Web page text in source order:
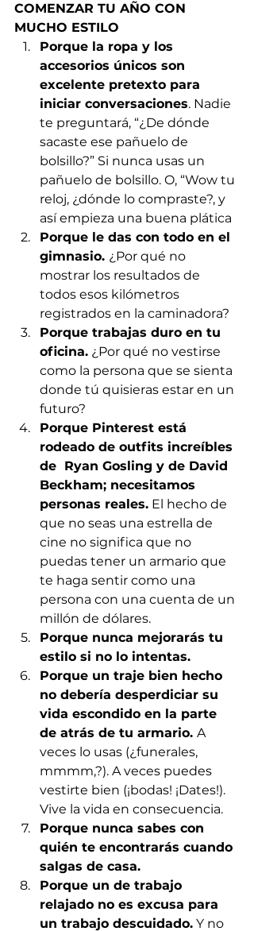
COMENZAR TU AÑO CON
MUCHO ESTILO
Porque la ropa y los
accesorios únicos son
excelente pretexto para
iniciar conversaciones. Nadie
te preguntará, “¿De dónde
sacaste ese pañuelo de
bolsillo?” Si nunca usas un
pañuelo de bolsillo. O, “Wow tu
reloj, ¿dónde lo compraste?, y
así empieza una buena plática
Porque le das con todo en el
gimnasio. ¿Por qué no
mostrar los resultados de
todos esos kilómetros
registrados en la caminadora?
Porque trabajas duro en tu
oficina. ¿Por qué no vestirse
como la persona que se sienta
donde tú quisieras estar en un
futuro?
Porque Pinterest está
rodeado de outfits increíbles
de  Ryan Gosling y de David
Beckham; necesitamos
personas reales. El hecho de
que no seas una estrella de
cine no significa que no
puedas tener un armario que
te haga sentir como una
persona con una cuenta de un
millón de dólares.
Porque nunca mejorarás tu
estilo si no lo intentas.
Porque un traje bien hecho
no debería desperdiciar su
vida escondido en la parte
de atrás de tu armario. A
veces lo usas (¿funerales,
mmmm,?). A veces puedes
vestirte bien (¡bodas! ¡Dates!).
Vive la vida en consecuencia.
Porque nunca sabes con
quién te encontrarás cuando
salgas de casa.
Porque un de trabajo
relajado no es excusa para
un trabajo descuidado. Y no